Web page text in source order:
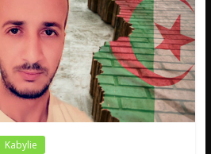
Kabylie